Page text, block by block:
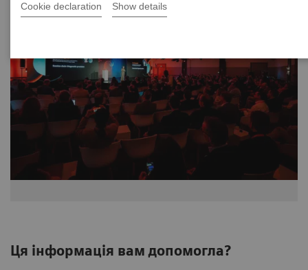
Cookie declaration Show details
Ця інформація вам допомогла?